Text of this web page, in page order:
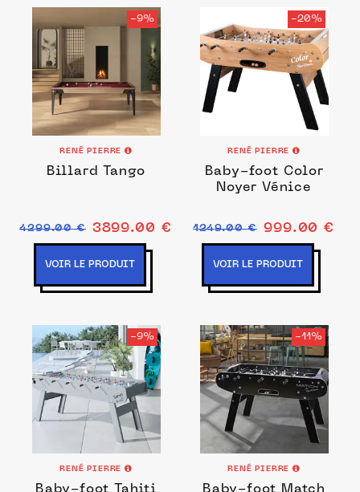
-9%
RENÉ PIERRE
Billard Tango
4299.00 € 3899.00 €
VOIR LE PRODUIT
-20%
RENÉ PIERRE
Baby-foot Color
Noyer Vénice
1249.00 € 999.00 €
VOIR LE PRODUIT
-9%
RENÉ PIERRE
-11%
RENÉ PIERRE